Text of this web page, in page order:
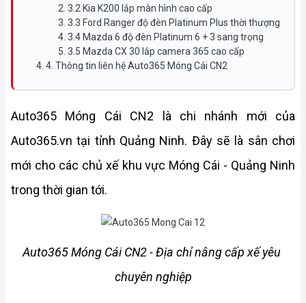
3.2 Kia K200 lắp màn hình cao cấp
3.3 Ford Ranger độ đèn Platinum Plus thời thượng
3.4 Mazda 6 độ đèn Platinum 6 + 3 sang trọng
3.5 Mazda CX 30 lắp camera 365 cao cấp
4. Thông tin liên hệ Auto365 Móng Cái CN2
Auto365 Móng Cái CN2 là chi nhánh mới của
Auto365.vn tại tỉnh Quảng Ninh. Đây sẽ là sân chơi
mới cho các chủ xế khu vực Móng Cái - Quảng Ninh
trong thời gian tới.
Auto365 Móng Cái CN2 - Địa chỉ nâng cấp xế yêu
chuyên nghiệp